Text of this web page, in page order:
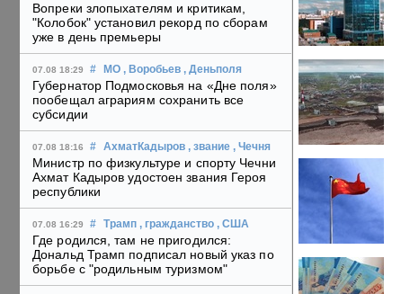
Вопреки злопыхателям и критикам,
"Колобок" установил рекорд по сборам
уже в день премьеры
07.08 18:29 # МО , Воробьев , Деньполя
Губернатор Подмосковья на «Дне поля»
пообещал аграриям сохранить все
субсидии
07.08 18:16 # АхматКадыров , звание , Чечня
Министр по физкультуре и спорту Чечни
Ахмат Кадыров удостоен звания Героя
республики
07.08 16:29 # Трамп , гражданство , США
Где родился, там не пригодился:
Дональд Трамп подписал новый указ по
борьбе с "родильным туризмом"